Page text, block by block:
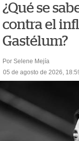
¿Qué se
contra el
Gastélum?
Por Selene Mejía
05 de agosto de 2026,